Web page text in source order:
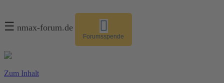
☰ nmax-forum.de
Forumsspende
Zum Inhalt